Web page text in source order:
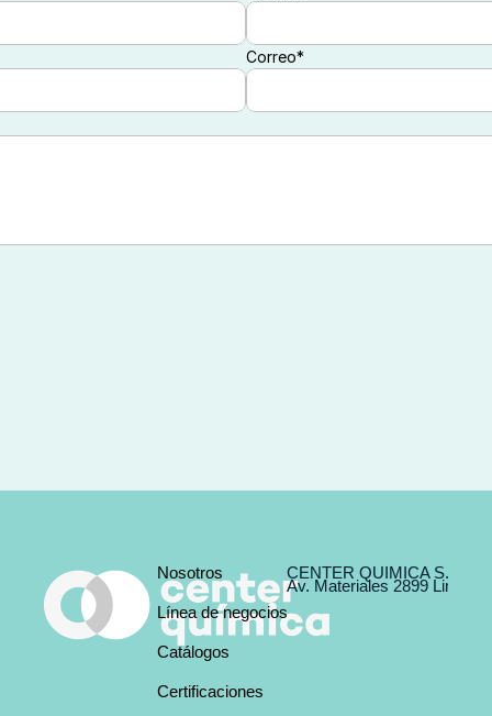
Nosotros
Línea de negocios
Catálogos
Certificaciones
CENTER QUIMICA S.A.C
Av. Materiales 2899 Lima,
Correo*